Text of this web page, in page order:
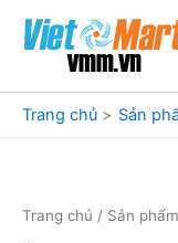
dung
Trang chủ
Sản
Trang chủ / Sản